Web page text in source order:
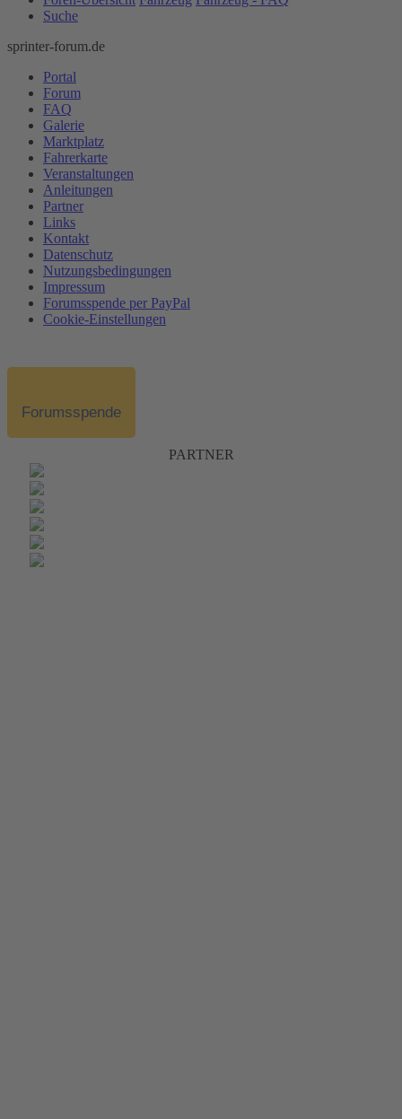
Suche
sprinter-forum.de
Portal
Forum
FAQ
Galerie
Marktplatz
Fahrerkarte
Veranstaltungen
Anleitungen
Partner
Links
Kontakt
Datenschutz
Nutzungsbedingungen
Impressum
Forumsspende per PayPal
Cookie-Einstellungen
Forumsspende
PARTNER